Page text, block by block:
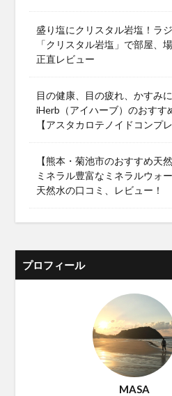
盛り塩にクリスタル岩塩！ラ
「クリスタル岩塩」で部屋、
正直レビュー
目の健康、目の疲れ、かすみ
iHerb（アイハーブ）のおすす
【アスタカロテノイドコンプレ
【熊本・菊池市のおすすめ天
ミネラル豊富なミネラルウォ
天然水の口コミ、レビュー！
プロフィール
MASA